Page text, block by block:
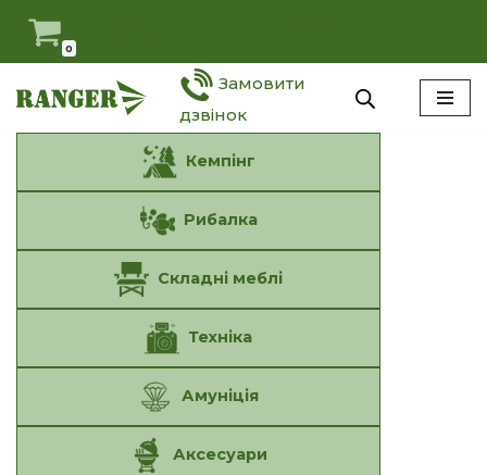
Перейти
до
вмісту
0
Замовити
дзвінок
Кемпінг
Рибалка
Складні меблі
Техніка
Амуніція
Аксесуари